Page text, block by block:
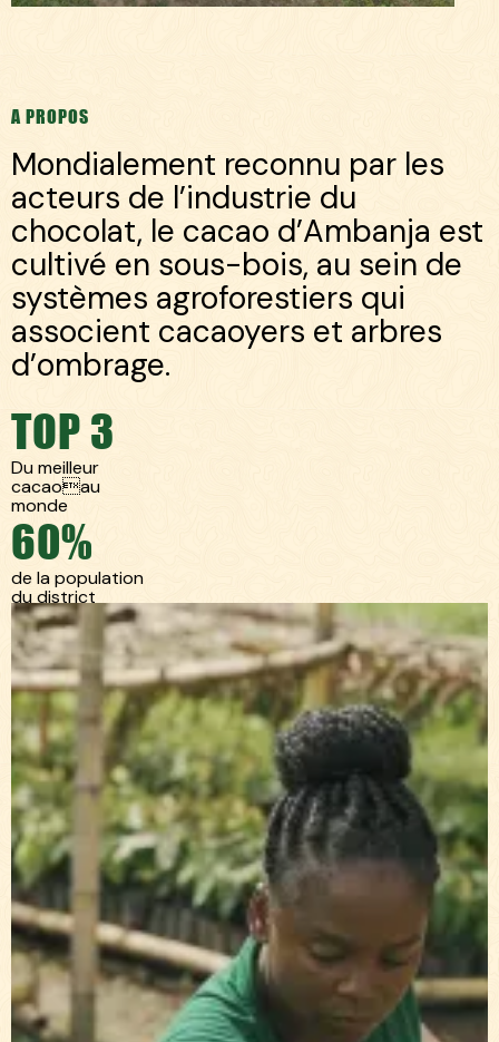
A PROPOS
Mondialement reconnu par les
acteurs de l’industrie du
chocolat, le cacao d’Ambanja est
cultivé en sous-bois, au sein de
systèmes agroforestiers qui
associent cacaoyers et arbres
d’ombrage.
TOP 3
Du meilleur
cacaoau
monde
60%
de la population
du district
d'Ambanja sont
des agriculteurs